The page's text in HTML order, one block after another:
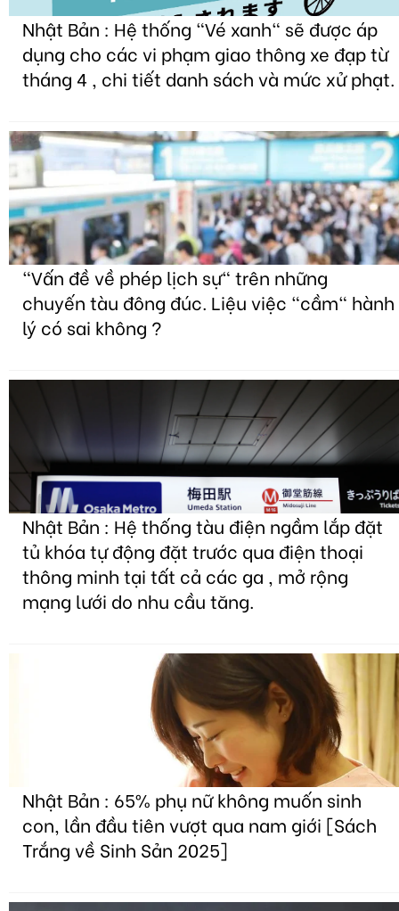
Nhật Bản : Hệ thống "Vé xanh" sẽ được áp
dụng cho các vi phạm giao thông xe đạp từ
tháng 4 , chi tiết danh sách và mức xử phạt.
"Vấn đề về phép lịch sự" trên những
chuyến tàu đông đúc. Liệu việc "cầm" hành
lý có sai không ?
Nhật Bản : Hệ thống tàu điện ngầm lắp đặt
tủ khóa tự động đặt trước qua điện thoại
thông minh tại tất cả các ga , mở rộng
mạng lưới do nhu cầu tăng.
Nhật Bản : 65% phụ nữ không muốn sinh
con, lần đầu tiên vượt qua nam giới [Sách
Trắng về Sinh Sản 2025]